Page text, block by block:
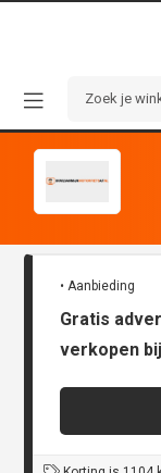
• Aanbieding
Gratis
verkopen